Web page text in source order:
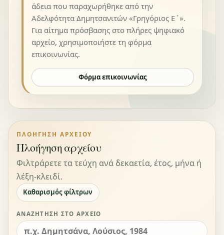
άδεια που παραχωρήθηκε από την
Αδελφότητα Δημητσανιτών «Γρηγόριος Ε΄».
Για αίτημα πρόσβασης στο πλήρες ψηφιακό
αρχείο, χρησιμοποιήστε τη φόρμα
επικοινωνίας.
Φόρμα επικοινωνίας
ΠΛΟΉΓΗΣΗ ΑΡΧΕΊΟΥ
Πλοήγηση αρχείου
Φιλτράρετε τα τεύχη ανά δεκαετία, έτος, μήνα ή
λέξη-κλειδί.
Καθαρισμός φίλτρων
ΑΝΑΖΉΤΗΣΗ ΣΤΟ ΑΡΧΕΊΟ